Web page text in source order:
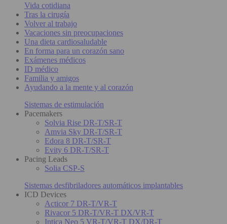
Vida cotidiana
Tras la cirugía
Volver al trabajo
Vacaciones sin preocupaciones
Una dieta cardiosaludable
En forma para un corazón sano
Exámenes médicos
ID médico
Familia y amigos
Ayudando a la mente y al corazón
Sistemas de estimulación
Pacemakers
Solvia Rise DR-T/SR-T
Amvia Sky DR-T/SR-T
Edora 8 DR-T/SR-T
Evity 6 DR-T/SR-T
Pacing Leads
Solia CSP-S
Sistemas desfibriladores automáticos implantables
ICD Devices
Acticor 7 DR-T/VR-T
Rivacor 5 DR-T/VR-T DX/VR-T
Intica Neo 5 VR-T/VR-T DX/DR-T